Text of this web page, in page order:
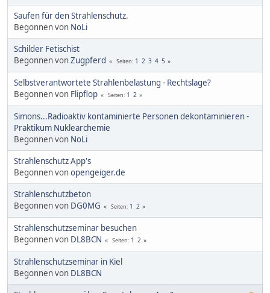
Saufen für den Strahlenschutz.
Begonnen von NoLi
Schilder Fetischist
Begonnen vonZugpferd Seiten 1 2 3 4 5
Selbstverantwortete Strahlenbelastung - Rechtslage?
Begonnen von Flipflop Seiten 1 2
Simons...Radioaktiv kontaminierte Personen dekontaminieren -
Praktikum Nuklearchemie
Begonnen von NoLi
Strahlenschutz App's
Begonnen vonopengeiger.de
Strahlenschutzbeton
Begonnen von DG0MG Seiten 1 2
Strahlenschutzseminar besuchen
Begonnen von DL8BCN Seiten 1 2
Strahlenschutzseminar in Kiel
Begonnen von DL8BCN